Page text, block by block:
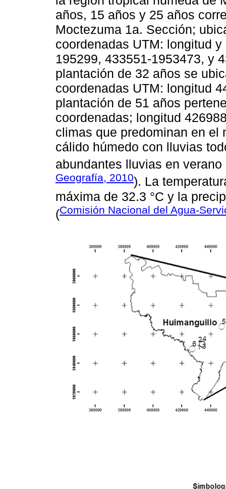
años, 15 años y 25 años
Moctezuma 1a. Sección;
coordenadas UTM: longitud
195299, 433551-1953473, y
plantación de 32 años se
coordenadas UTM: longitud
plantación de 51 años
coordenadas; longitud
climas que predominan en el
cálido húmedo con lluvias
abundantes lluvias en verano
Geografía, 2010). La
máxima de 32.3 °C y la
(Comisión Nacional del Agua-